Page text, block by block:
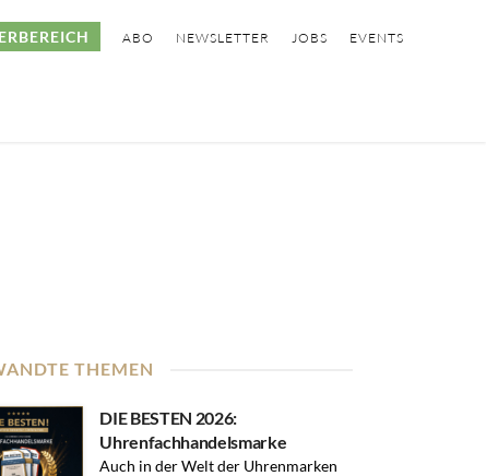
ABO NEWSLETTER JOBS EVENTS
THEMEN
DIE BESTEN 2026:
Uhrenfachhandelsmarke
Auch in der Welt der Uhrenmarken